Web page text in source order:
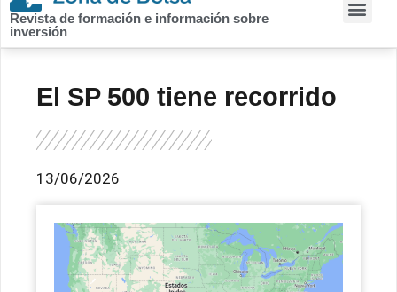
Revista de formación e información sobre
inversión
El SP 500 tiene recorrido
13/06/2026